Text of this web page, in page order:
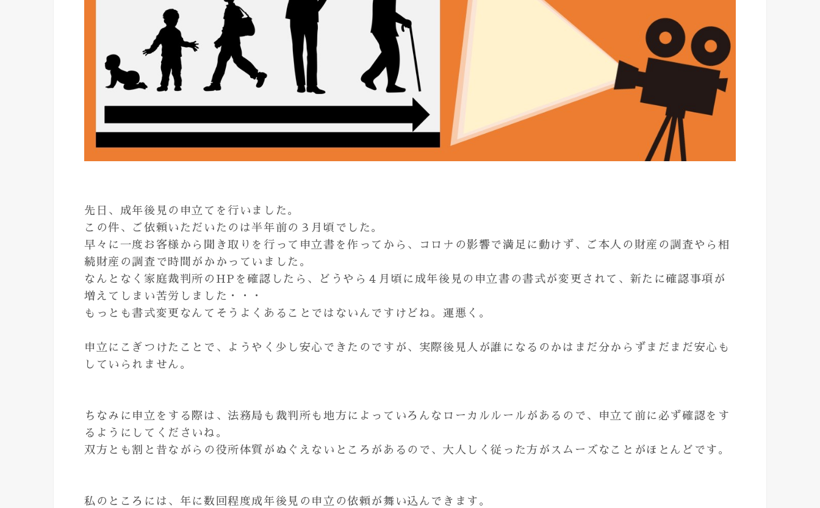
先日、成年後見の申立てを行いました。
この件、ご依頼いただいたのは半年前の３月頃でした。
早々に一度お客様から聞き取りを行って申立書を作ってから、コロナの影響で満足に動けず、ご本人の財産の調査やら相
続財産の調査で時間がかかっていました。
なんとなく家庭裁判所のHPを確認したら、どうやら４月頃に成年後見の申立書の書式が変更されて、新たに確認事項が
増えてしまい苦労しました・・・
もっとも書式変更なんてそうよくあることではないんですけどね。運悪く。
申立にこぎつけたことで、ようやく少し安心できたのですが、実際後見人が誰になるのかはまだ分からずまだまだ安心も
していられません。
ちなみに申立をする際は、法務局も裁判所も地方によっていろんなローカルルールがあるので、申立て前に必ず確認をす
るようにしてくださいね。
双方とも割と昔ながらの役所体質がぬぐえないところがあるので、大人しく従った方がスムーズなことがほとんどです。
私のところには、年に数回程度成年後見の申立の依頼が舞い込んできます。